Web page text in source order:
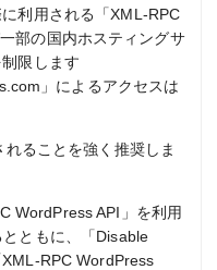
利用される「XML-RPC
部の国内ホスティングサ
限します
」によるアクセスは
れることを強く推奨しま
WordPress API」を利用
ともに、「Disable
RPC WordPress